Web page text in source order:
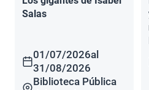
Salas
01/07/2026al
31/08/2026
Biblioteca Pública